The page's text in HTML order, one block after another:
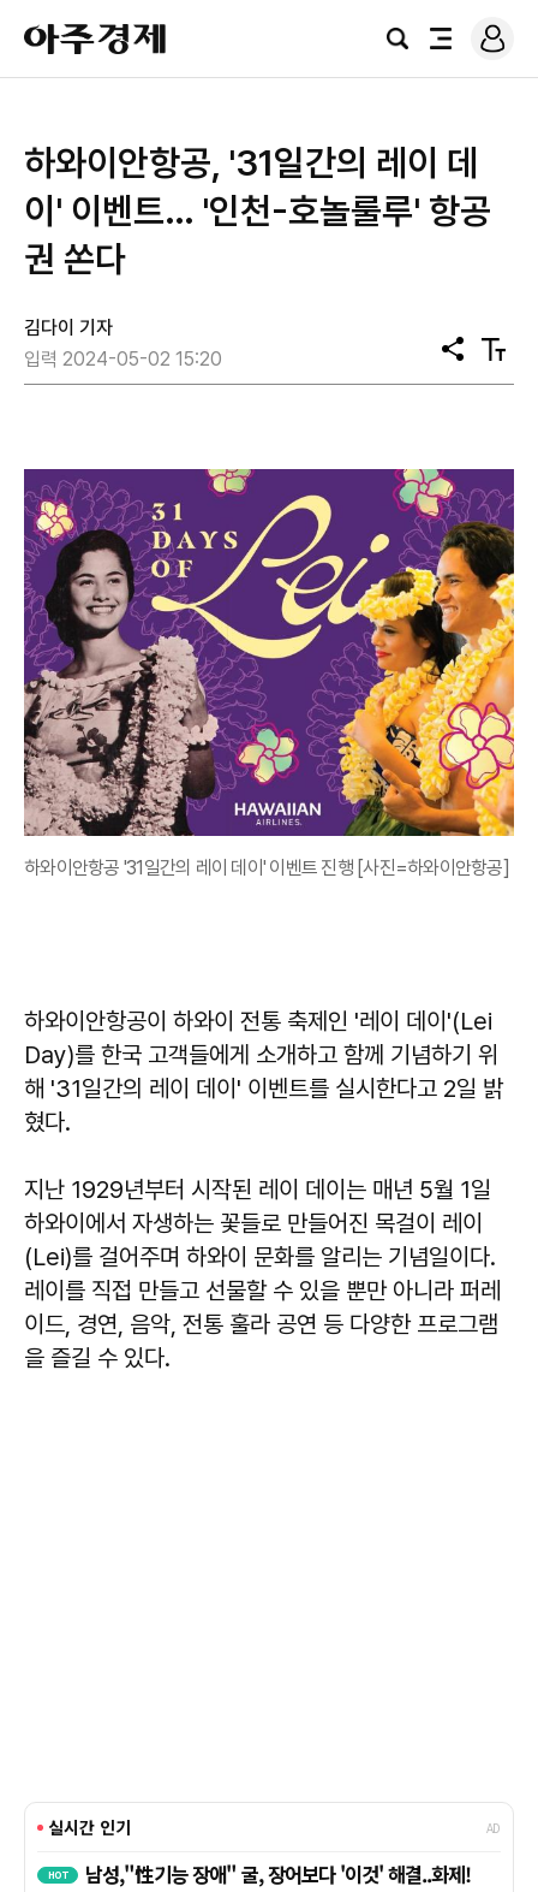
아
주
경
검
전
로
그
하와이안항공, '31일간의 레이 데
이' 이벤트… '인천-호놀룰루' 항공
권 쏜다
김다이 기자
입력 2024-05-02 15:20
공
유
텍
스
하와이안항공 '31일간의 레이 데이' 이벤트 진행 [사진=하와이안항공]
하와이안항공이 하와이 전통 축제인 '레이 데이'(Lei
Day)를 한국 고객들에게 소개하고 함께 기념하기 위
해 '31일간의 레이 데이' 이벤트를 실시한다고 2일 밝
혔다.
지난 1929년부터 시작된 레이 데이는 매년 5월 1일
하와이에서 자생하는 꽃들로 만들어진 목걸이 레이
(Lei)를 걸어주며 하와이 문화를 알리는 기념일이다.
레이를 직접 만들고 선물할 수 있을 뿐만 아니라 퍼레
이드, 경연, 음악, 전통 훌라 공연 등 다양한 프로그램
을 즐길 수 있다.